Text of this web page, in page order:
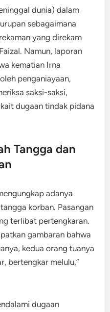
dunia) dalam
sebagaimana
yang direkam
Namun, laporan
kematian Irna
penganiayaan,
saksi-saksi,
dugaan tindak pidana
Tangga dan
adanya
korban. Pasangan
terlibat pertengkaran.
gambaran bahwa
kedua orang tuanya
bertengkar melulu,”
dugaan